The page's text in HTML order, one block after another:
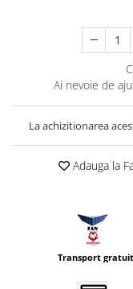
Adaptoare stativ
Comander TTL
Cabluri TTL
Cabluri si Patine
Ring-Flash Adaptor
Bracket-uri si suporti
Huse protectie blitz
Ai nevoie de
La achizitionarea
Adauga la
Transport gratuit